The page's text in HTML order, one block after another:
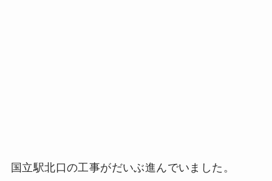
国立駅北口の工事がだいぶ進んでいました。